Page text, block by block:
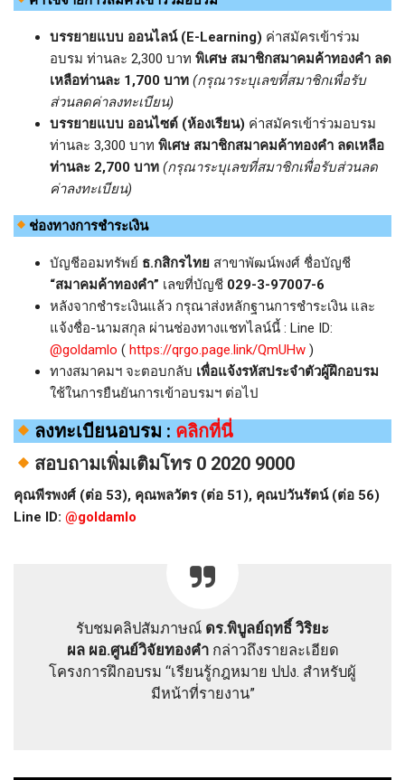
บรรยายแบบ ออนไลน์ (E-Learning) ค่าสมัครเข้าร่วม
อบรม ท่านละ 2,300 บาท พิเศษ สมาชิกสมาคมค้าทองคำ ลด
เหลือท่านละ 1,700 บาท (กรุณาระบุเลขที่สมาชิกเพื่อรับ
ส่วนลดค่าลงทะเบียน)
บรรยายแบบ ออนไซต์ (ห้องเรียน) ค่าสมัครเข้าร่วมอบรม
ท่านละ 3,300 บาท พิเศษ สมาชิกสมาคมค้าทองคำ ลดเหลือ
ท่านละ 2,700 บาท (กรุณาระบุเลขที่สมาชิกเพื่อรับส่วนลด
ค่าลงทะเบียน)
ช่องทางการชำระเงิน
บัญชีออมทรัพย์ ธ.กสิกรไทย สาขาพัฒน์พงศ์ ชื่อบัญชี
“สมาคมค้าทองคำ” เลขที่บัญชี 029-3-97007-6
หลังจากชำระเงินแล้ว กรุณาส่งหลักฐานการชำระเงิน และ
แจ้งชื่อ-นามสกุล ผ่านช่องทางแชทไลน์นี้ : Line ID:
@goldamlo ( https://qrgo.page.link/QmUHw )
ทางสมาคมฯ จะตอบกลับ เพื่อแจ้งรหัสประจำตัวผู้ฝึกอบรม
ใช้ในการยืนยันการเข้าอบรมฯ ต่อไป
ลงทะเบียนอบรม : คลิกที่นี่
สอบถามเพิ่มเติมโทร 0 2020 9000
คุณพีรพงศ์ (ต่อ 53), คุณพลวัตร (ต่อ 51), คุณปวันรัตน์ (ต่อ 56)
Line ID: @goldamlo
รับชมคลิปสัมภาษณ์ ดร.พิบูลย์ฤทธิ์ วิริยะ
ผล ผอ.ศูนย์วิจัยทองคำกล่าวถึงรายละเอียด
โครงการฝึกอบรม “เรียนรู้กฎหมาย ปปง. สำหรับผู้
มีหน้าที่รายงาน”